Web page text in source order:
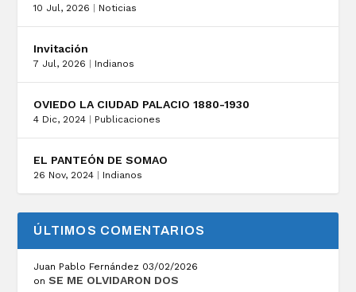
10 Jul, 2026 Noticias
Invitación
7 Jul, 2026 Indianos
OVIEDO LA CIUDAD PALACIO 1880-1930
4 Dic, 2024 Publicaciones
EL PANTEÓN DE SOMAO
26 Nov, 2024 Indianos
ÚLTIMOS COMENTARIOS
Juan Pablo Fernández 03/02/2026
onSE ME OLVIDARON DOS